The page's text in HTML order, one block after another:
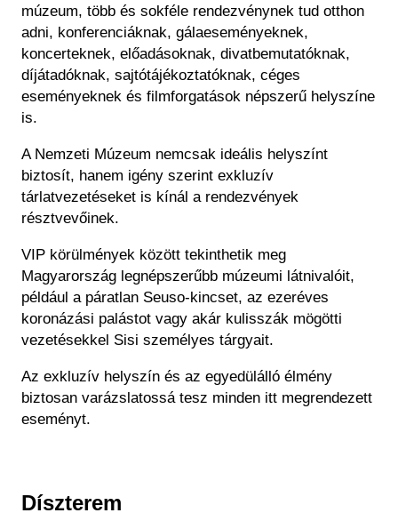
múzeum, több és sokféle rendezvénynek tud otthon
adni, konferenciáknak, gálaeseményeknek,
koncerteknek, előadásoknak, divatbemutatóknak,
díjátadóknak, sajtótájékoztatóknak, céges
eseményeknek és filmforgatások népszerű helyszíne
is.
A Nemzeti Múzeum nemcsak ideális helyszínt
biztosít, hanem igény szerint exkluzív
tárlatvezetéseket is kínál a rendezvények
résztvevőinek.
VIP körülmények között tekinthetik meg
Magyarország legnépszerűbb múzeumi látnivalóit,
például a páratlan Seuso-kincset, az ezeréves
koronázási palástot vagy akár kulisszák mögötti
vezetésekkel Sisi személyes tárgyait.
Az exkluzív helyszín és az egyedülálló élmény
biztosan varázslatossá tesz minden itt megrendezett
eseményt.
Díszterem